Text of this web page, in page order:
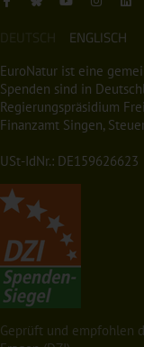
DEUTSCH ENGLISCH
EuroNatur ist eine
Spenden sind in
Regierungspräsidium
Finanzamt Singen,
USt-IdNr.: DE159626623
Geprüft und empfohlen